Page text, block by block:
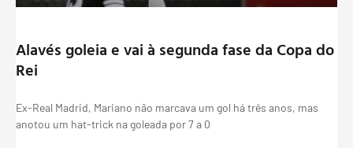
Alavés goleia e vai à segunda fase da Copa do
Rei
Ex-Real Madrid, Mariano não marcava um gol há três anos, mas
anotou um hat-trick na goleada por 7 a 0